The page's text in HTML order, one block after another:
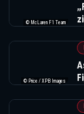
© McLaren F1 Team
© Price / XPB Images